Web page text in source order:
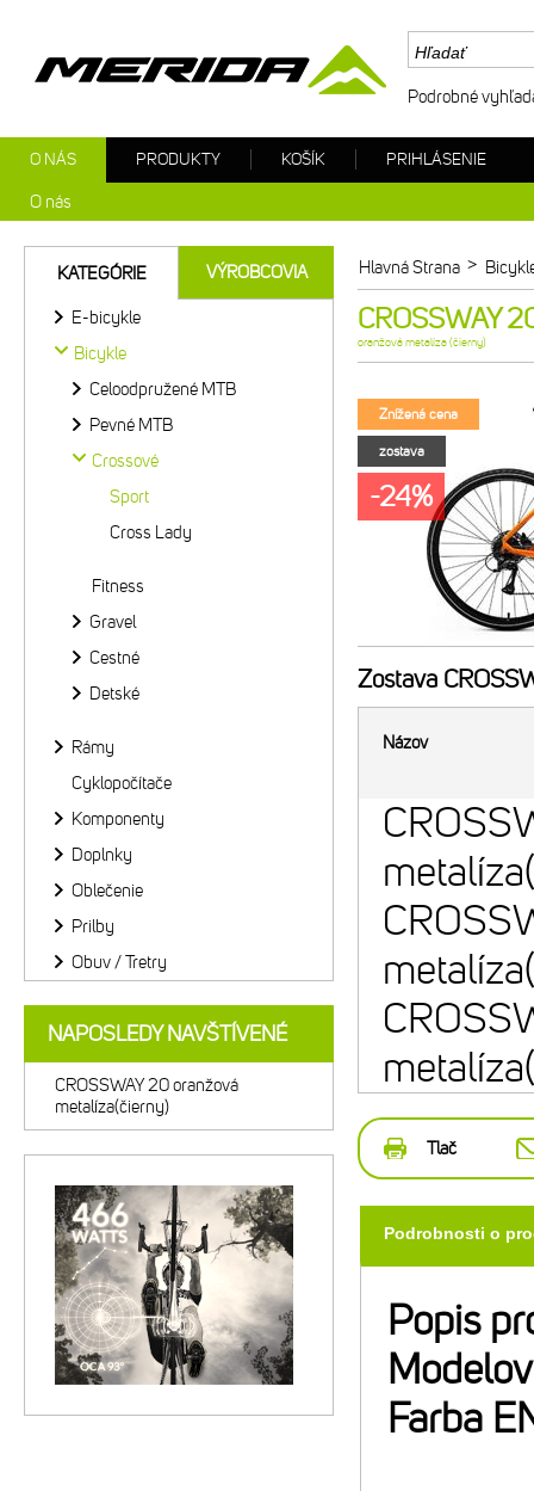
Hlavná Strana >
CROSSWAY
oranžová metalíza (čierny)
Znížená cena
zostava
-24%
Zostava
Názov
Tlač
Podrobnosti o
Popis
Farba
KATEGÓRIE VÝROBCOVIA
E-bicykle
Bicykle
Celoodpružené MTB
Pevné MTB
Crossové
Sport
Cross Lady
Fitness
Gravel
Cestné
Detské
Rámy
Cyklopočítače
Komponenty
Doplnky
Oblečenie
Prilby
Obuv / Tretry
NAPOSLEDY NAVŠTÍVENÉ
CROSSWAY 20 oranžová
metalíza(čierny)
Podrobné
O NÁS
O nás
PRODUKTY KOŠÍK PRIHLÁSENIE